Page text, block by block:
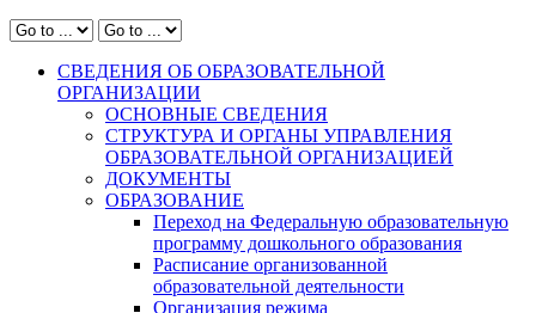
СВЕДЕНИЯ ОБ ОБРАЗОВАТЕЛЬНОЙ
ОРГАНИЗАЦИИ
ОСНОВНЫЕ СВЕДЕНИЯ
СТРУКТУРА И ОРГАНЫ УПРАВЛЕНИЯ
ОБРАЗОВАТЕЛЬНОЙ ОРГАНИЗАЦИЕЙ
ДОКУМЕНТЫ
ОБРАЗОВАНИЕ
Переход на Федеральную образовательную
программу дошкольного образования
Расписание организованной
образовательной деятельности
Организация режима